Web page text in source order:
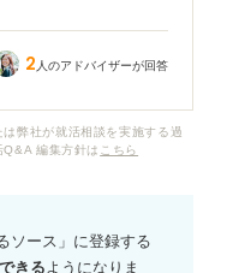
るのは、やばいこと
2 人のアドバイザーが回答
弊社が就活相談を実施する過
編集方針は こちら
ソース」に登録する
きるようになりま